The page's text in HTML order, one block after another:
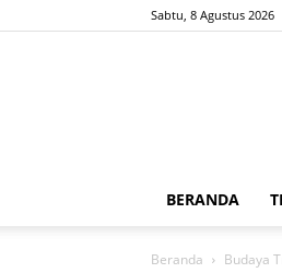
Sabtu, 8 Agustus 2026
BERANDA
Beranda Budaya